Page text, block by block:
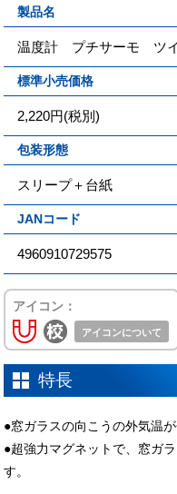
製品名
温度計 プチサーモ ツ
標準小売価格
2,220円(税別)
包装形態
スリープ＋台紙
JANコード
4960910729575
アイコン：
アイコンについて
特長
●窓ガラスの向こうの外気温が
●超強力マグネットで、窓ガ
す。